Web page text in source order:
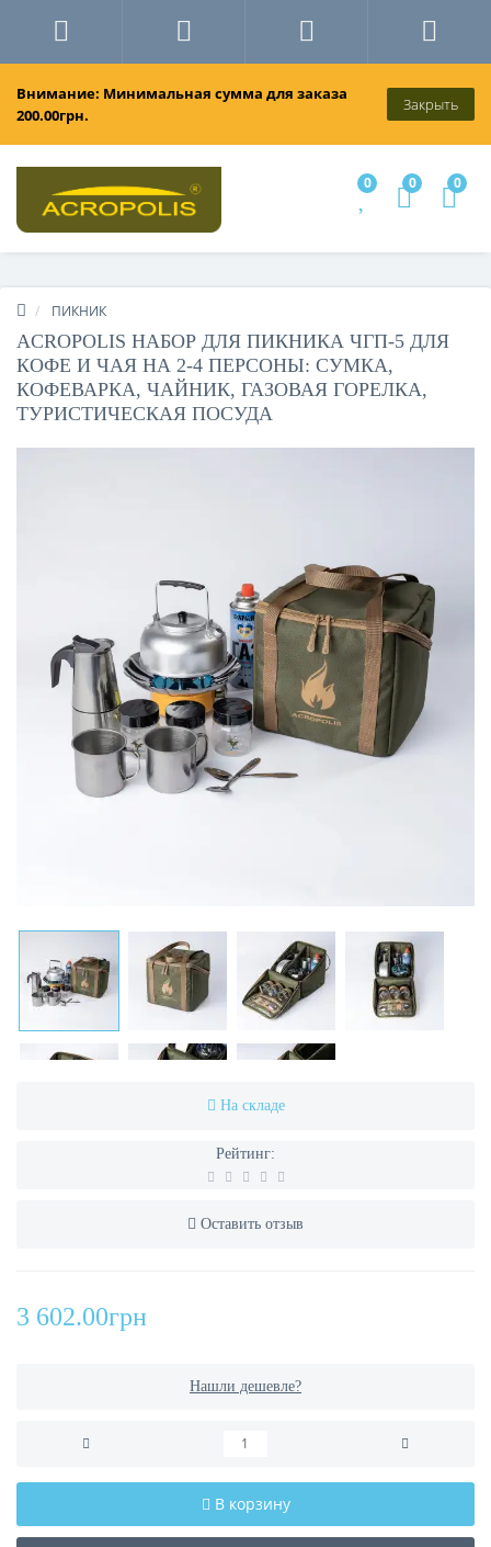
Внимание: Минимальная сумма для заказа
200.00грн.
Закрыть
0 0 0
ПИКНИК
ACROPOLIS НАБОР ДЛЯ ПИКНИКА ЧГП-5 ДЛЯ
КОФЕ И ЧАЯ НА 2-4 ПЕРСОНЫ: СУМКА,
КОФЕВАРКА, ЧАЙНИК, ГАЗОВАЯ ГОРЕЛКА,
ТУРИСТИЧЕСКАЯ ПОСУДА
На складе
Рейтинг:
Оставить отзыв
3 602.00грн
Нашли дешевле?
В корзину